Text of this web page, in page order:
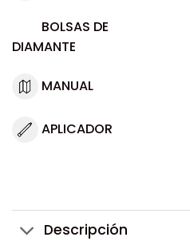
BOLSAS DE
DIAMANTE
MANUAL
APLICADOR
Descripción